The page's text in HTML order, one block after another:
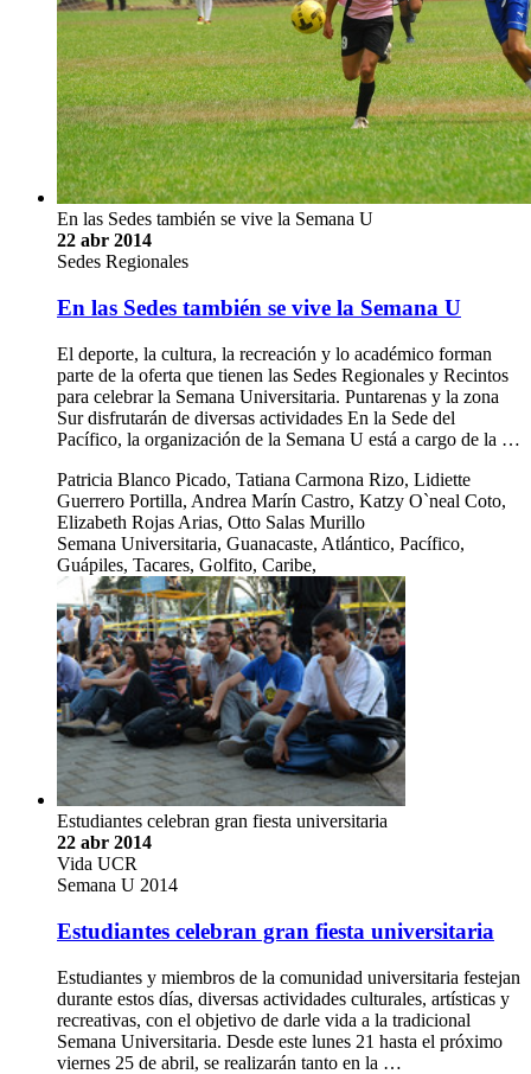
En las Sedes también se vive la Semana U
22 abr 2014
Sedes Regionales
En las Sedes también se vive la Semana U
El deporte, la cultura, la recreación y lo académico forman
parte de la oferta que tienen las Sedes Regionales y Recintos
para celebrar la Semana Universitaria. Puntarenas y la zona
Sur disfrutarán de diversas actividades En la Sede del
Pacífico, la organización de la Semana U está a cargo de la …
Patricia Blanco Picado, Tatiana Carmona Rizo, Lidiette
Guerrero Portilla, Andrea Marín Castro, Katzy O`neal Coto,
Elizabeth Rojas Arias, Otto Salas Murillo
Semana Universitaria, Guanacaste, Atlántico, Pacífico,
Guápiles, Tacares, Golfito, Caribe,
Estudiantes celebran gran fiesta universitaria
22 abr 2014
Vida UCR
Semana U 2014
Estudiantes celebran gran fiesta universitaria
Estudiantes y miembros de la comunidad universitaria festejan
durante estos días, diversas actividades culturales, artísticas y
recreativas, con el objetivo de darle vida a la tradicional
Semana Universitaria. Desde este lunes 21 hasta el próximo
viernes 25 de abril, se realizarán tanto en la …